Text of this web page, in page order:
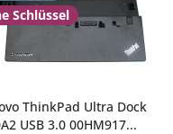
Schlüssel
ThinkPad Ultra Dock
USB 3.0 00HM917...